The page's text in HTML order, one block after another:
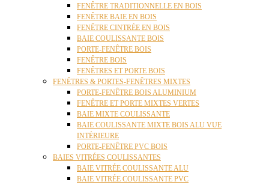
FENÊTRE TRADITIONNELLE EN BOIS
FENÊTRE BAIE EN BOIS
FENÊTRE CINTRÉE EN BOIS
BAIE COULISSANTE BOIS
PORTE-FENÊTRE BOIS
FENÊTRE BOIS
FENÊTRES ET PORTE BOIS
FENÊTRES & PORTES-FENÊTRES MIXTES
PORTE-FENÊTRE BOIS ALUMINIUM
FENÊTRE ET PORTE MIXTES VERTES
BAIE MIXTE COULISSANTE
BAIE COULISSANTE MIXTE BOIS ALU VUE
INTÉRIEURE
PORTE-FENÊTRE PVC BOIS
BAIES VITRÉES COULISSANTES
BAIE VITRÉE COULISSANTE ALU
BAIE VITRÉE COULISSANTE PVC